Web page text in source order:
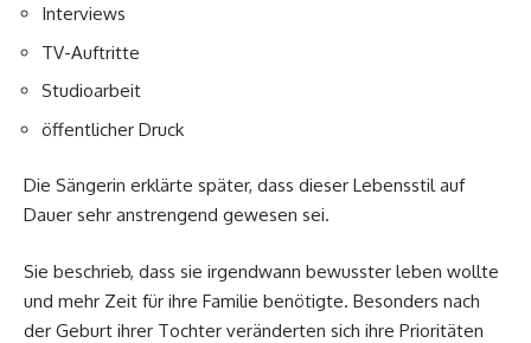
Interviews
TV-Auftritte
Studioarbeit
öffentlicher Druck
Die Sängerin erklärte später, dass dieser Lebensstil auf
Dauer sehr anstrengend gewesen sei.
Sie beschrieb, dass sie irgendwann bewusster leben wollte
und mehr Zeit für ihre Familie benötigte. Besonders nach
der Geburt ihrer Tochter veränderten sich ihre Prioritäten